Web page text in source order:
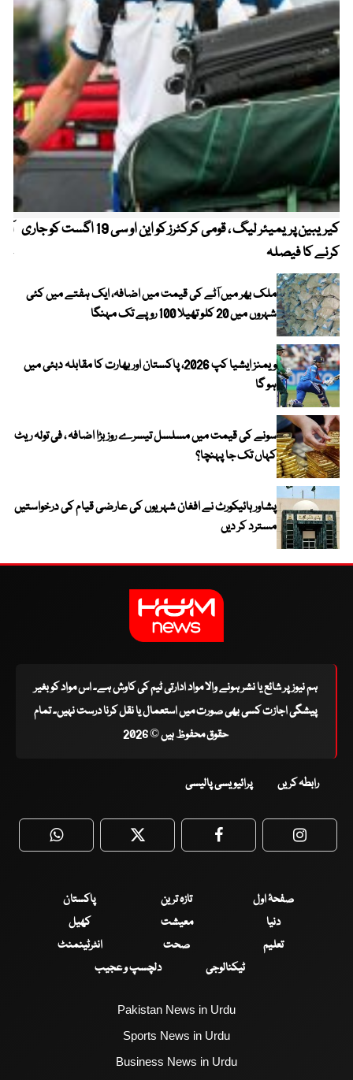
کیریبین پریمیئر لیگ ، قومی کرکٹرز کو این او سی 19 اگست کو جاری
کرنے کا فیصلہ
ملک بھر میں آٹے کی قیمت میں اضافہ، ایک ہفتے میں کئی
شہروں میں 20 کلو تھیلا 100 روپے تک مہنگا
ویمنز ایشیا کپ 2026، پاکستان اور بھارت کا مقابلہ دبئی میں
ہو گا
سونے کی قیمت میں مسلسل تیسرے روز بڑا اضافہ ، فی تولہ ریٹ
کہاں تک جا پہنچا؟
پشاور ہائیکورٹ نے افغان شہریوں کی عارضی قیام کی درخواستیں
مسترد کر دیں
ہم نیوز پر شائع یا نشر ہونے والا مواد ادارتی ٹیم کی کاوش ہے۔ اس مواد کو بغیر
پیشگی اجازت کسی بھی صورت میں استعمال یا نقل کرنا درست نہیں۔ تمام
حقوق محفوظ ہیں © 2026
رابطہ کریں پرائیویسی پالیسی
WhatsApp Twitter Facebook
صفحۂ اول تازہ ترین
پاکستان
دنیا
معیشت
کھیل
تعلیم
صحت
انٹرٹینمنٹ
ٹیکنالوجی
دلچسپ و عجیب
Pakistan News in Urdu
Sports News in Urdu
Business News in Urdu